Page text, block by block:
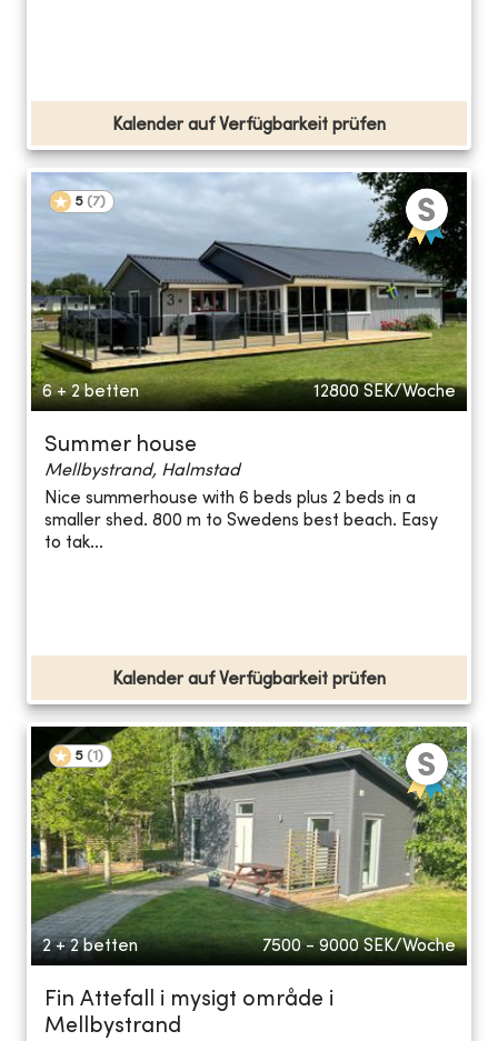
Kalender auf Verfügbarkeit prüfen
5 (7)
6 + 2 betten 12800 SEK/Woche
Summer house
Mellbystrand, Halmstad
Nice summerhouse with 6 beds plus 2 beds in a
smaller shed. 800 m to Swedens best beach. Easy
to tak...
Kalender auf Verfügbarkeit prüfen
5 (1 )
2 + 2 betten 7500 - 9000 SEK/Woche
Fin Attefall i mysigt område i
Mellbystrand